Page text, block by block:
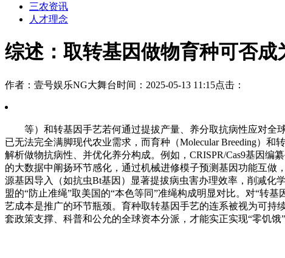
三农资讯
人才理念
综述：取转基因做物育种可否成
作者：壹号娱乐NG大舞台时间：2025-05-13 11:15点击：
等）和转基因手艺若何通过提拔产量、养分取抗病性应对全
已无法完全满脚现代农业需求，而育种（Molecular Breeding）
解析做物抗病性、并优化养分构成。例如，CRISPR/Cas9基因
的大数据中阐扬环节感化，通过机械进修模子预测基因功能互
源基因导入（如抗虫Bt基因）显著提拔病虫害办理效率，削减化
盟的“防止准绳”取美国的“本色等同”准绳构成明显对比。对“转
艺成本是推广的环节瓶颈。育种取转基因手艺的连系被视为可持
套政策支撑、科普和公允的全球资本分派，才能实正实现“零饥饿”